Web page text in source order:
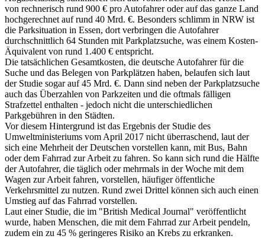
von rechnerisch rund 900 € pro Autofahrer oder auf das ganze Land
hochgerechnet auf rund 40 Mrd. €. Besonders schlimm in NRW ist
die Parksituation in Essen, dort verbringen die Autofahrer
durchschnittlich 64 Stunden mit Parkplatzsuche, was einem Kosten-
Äquivalent von rund 1.400 € entspricht.
Die tatsächlichen Gesamtkosten, die deutsche Autofahrer für die
Suche und das Belegen von Parkplätzen haben, belaufen sich laut
der Studie sogar auf 45 Mrd. €. Dann sind neben der Parkplatzsuche
auch das Überzahlen von Parkzeiten und die oftmals fälligen
Strafzettel enthalten - jedoch nicht die unterschiedlichen
Parkgebühren in den Städten.
Vor diesem Hintergrund ist das Ergebnis der Studie des
Umweltministeriums vom April 2017 nicht überraschend, laut der
sich eine Mehrheit der Deutschen vorstellen kann, mit Bus, Bahn
oder dem Fahrrad zur Arbeit zu fahren. So kann sich rund die Hälfte
der Autofahrer, die täglich oder mehrmals in der Woche mit dem
Wagen zur Arbeit fahren, vorstellen, häufiger öffentliche
Verkehrsmittel zu nutzen. Rund zwei Drittel können sich auch einen
Umstieg auf das Fahrrad vorstellen.
Laut einer Studie, die im "British Medical Journal" veröffentlicht
wurde, haben Menschen, die mit dem Fahrrad zur Arbeit pendeln,
zudem ein zu 45 % geringeres Risiko an Krebs zu erkranken.